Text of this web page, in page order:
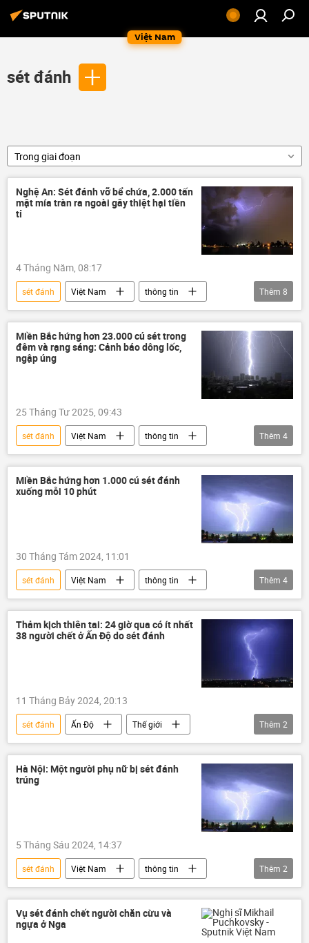
Việt Nam
sét đánh
Trong giai đoạn
Nghệ An: Sét đánh vỡ bể chứa, 2.000 tấn
mật mía tràn ra ngoài gây thiệt hại tiền
tỉ
4 Tháng Năm, 08:17
sét đánh Việt Nam
thông tin
Thời tiết
Sét
nhà máy
đường
sản xuất
Mưa bão, lũ lụt lịch sử, thiên tai kinh hoàng ở Việt Nam
Thêm 8
Miền Bắc hứng hơn 23.000 cú sét trong
đêm và rạng sáng: Cảnh báo dông lốc,
ngập úng
25 Tháng Tư 2025, 09:43
sét đánh Việt Nam
thông tin
mưa
Mưa bão, lũ lụt lịch sử, thiên tai kinh hoàng ở Việt Nam
Thời tiết
Sét
Thêm 4
Miền Bắc hứng hơn 1.000 cú sét đánh
xuống mỗi 10 phút
30 Tháng Tám 2024, 11:01
sét đánh Việt Nam
thông tin
Thời tiết
Sét
Mưa bão, lũ lụt lịch sử, thiên tai kinh hoàng ở Việt Nam
thiên tai
Thêm 4
Thảm kịch thiên tai: 24 giờ qua có ít nhất
38 người chết ở Ấn Độ do sét đánh
11 Tháng Bảy 2024, 20:13
sét đánh Ấn Độ
Thế giới
cái chết
Xã hội
Thêm 2
Hà Nội: Một người phụ nữ bị sét đánh
trúng
5 Tháng Sáu 2024, 14:37
sét đánh Việt Nam
thông tin
Sét
tử vong
Thêm 2
Vụ sét đánh chết người chăn cừu và
ngựa ở Nga